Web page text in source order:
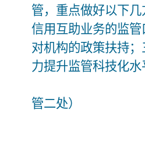
管，重点做好以下
信用互助业务的监
对机构的政策扶持
力提升监管科技化水
管二处）